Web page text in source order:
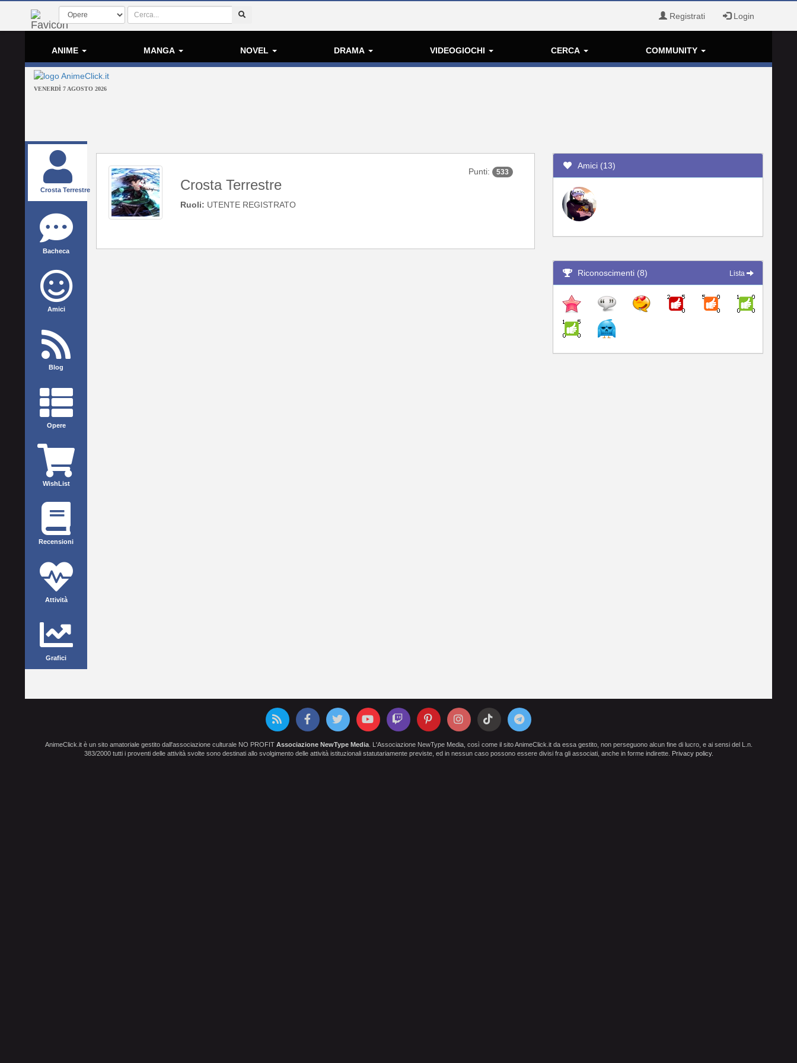
Registrati Login
ANIME MANGA NOVEL DRAMA VIDEOGIOCHI CERCA COMMUNITY
VENERDÌ 7 AGOSTO 2026
Crosta Terrestre
Bacheca
Amici
Blog
Opere
WishList
Recensioni
Attività
Grafici
Crosta Terrestre
Ruoli: UTENTE REGISTRATO
Punti: 533
Amici (13)
Riconoscimenti (8) Lista
AnimeClick.it è un sito amatoriale gestito dall'associazione culturale NO PROFIT Associazione NewType Media. L'Associazione NewType Media, così come il sito AnimeClick.it da essa gestito, non perseguono alcun fine di lucro, e ai sensi del L.n.
383/2000 tutti i proventi delle attività svolte sono destinati allo svolgimento delle attività istituzionali statutariamente previste, ed in nessun caso possono essere divisi fra gli associati, anche in forme indirette. Privacy policy.